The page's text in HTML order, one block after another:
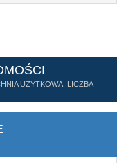
UŻYTKOWA, LICZBA